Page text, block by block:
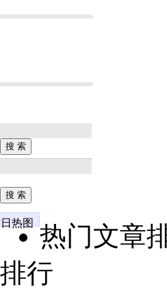
热图
热门文章
行